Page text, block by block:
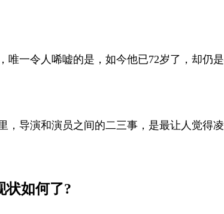
一令人唏嘘的是，如今他已72岁了，却仍
导演和演员之间的二三事，是最让人觉得
状如何了?